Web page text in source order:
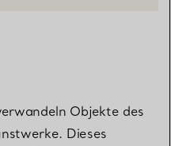
Objekte des
Dieses